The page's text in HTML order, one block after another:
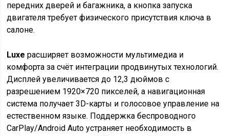
передних дверей и багажника, а кнопка запуска
двигателя требует физического присутствия ключа в
салоне.
Luxe расширяет возможности мультимедиа и
комфорта за счёт интеграции продвинутых технологий.
Дисплей увеличивается до 12,3 дюймов с
разрешением 1920×720 пикселей, а навигационная
система получает 3D-карты и голосовое управление на
естественном языке. Поддержка беспроводного
CarPlay/Android Auto устраняет необходимость в